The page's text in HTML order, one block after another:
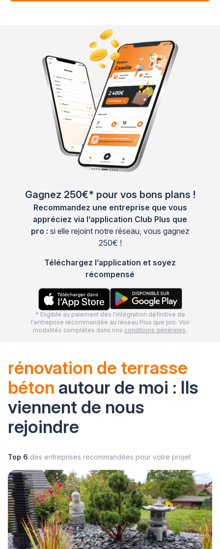
Gagnez 250€* pour vos bons plans !
Recommandez une entreprise que vous
appréciez via l’application Club Plus que
pro : si elle rejoint notre réseau, vous gagnez
250€ !
Téléchargez l’application et soyez
récompensé
* Eligible au paiement dès l'intégration définitive de
l'entreprise recommandée au réseau Plus que pro. Voir
modalités complètes dans nos conditions générales.
rénovation de terrasse
béton autour de moi : Ils
viennent de nous
rejoindre
Top 6 des entreprises recommandées pour votre projet